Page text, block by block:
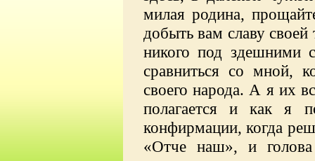
милая родина,
добыть вам славу
никого под здешними
сравниться со мной,
своего народа. А я их
полагается и как я
конфирмации, когда
«Отче наш», и